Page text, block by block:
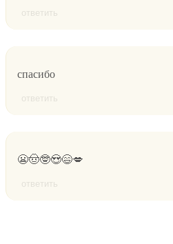
ответить
спасибо
ответить
😬🤠🤓😍😄💋
ответить